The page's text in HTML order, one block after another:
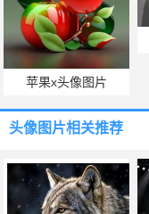
苹果x头像图片
头像图片相关推荐